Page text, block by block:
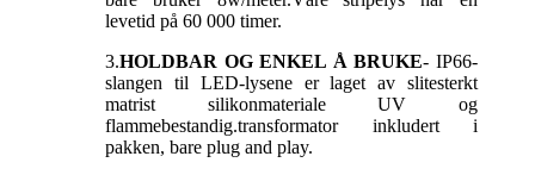
levetid på 60 000 timer.
3.HOLDBAR OG ENKEL Å BRUKE- IP66-
slangen til LED-lysene er laget av slitesterkt
matrist silikonmateriale UV og
flammebestandig.transformator inkludert i
pakken, bare plug and play.